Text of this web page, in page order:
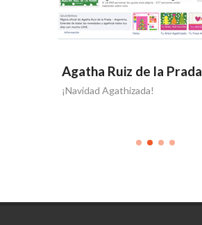
Agatha Ruiz de la Prada
¡Navidad Agathizada!